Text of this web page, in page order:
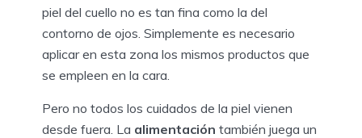
piel del cuello no es tan fina como la del
contorno de ojos. Simplemente es necesario
aplicar en esta zona los mismos productos que
se empleen en la cara.
Pero no todos los cuidados de la piel vienen
desde fuera. La alimentación también juega un